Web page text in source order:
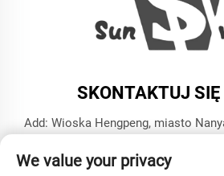
SKONTAKTUJ SIĘ
Add: Wioska Hengpeng, miasto
Tel.:+86-13606543282
We value your privacy